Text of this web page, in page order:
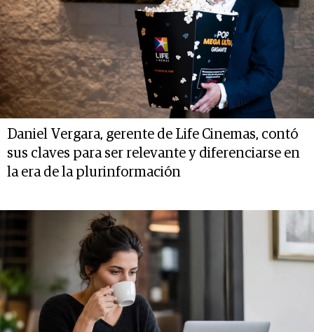
Daniel Vergara, gerente de Life Cinemas, contó
sus claves para ser relevante y diferenciarse en
la era de la plurinformación